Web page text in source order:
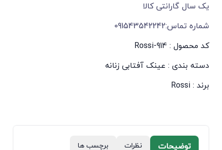
یک سال گارانتی کالا
شماره تماس:091543542242
کد محصول : Rossi-914
دسته بندی : عینک آفتابی زنانه
برند : Rossi
توضیحات نظرات برچسب ها